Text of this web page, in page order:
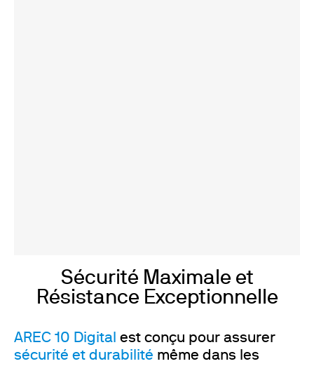
Sécurité Maximale et
Résistance Exceptionnelle
AREC 10 Digital est conçu pour assurer
sécurité et durabilité même dans les